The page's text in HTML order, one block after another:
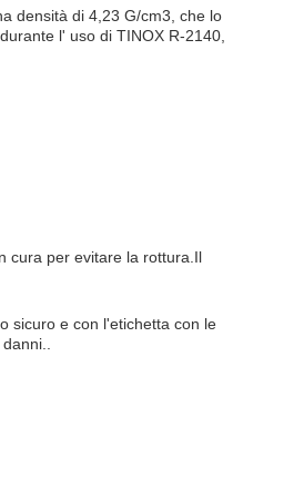
densità di 4,23 G/cm3, che lo
l' uso di TINOX R-2140,
cura per evitare la rottura.Il
sicuro e con l'etichetta con le